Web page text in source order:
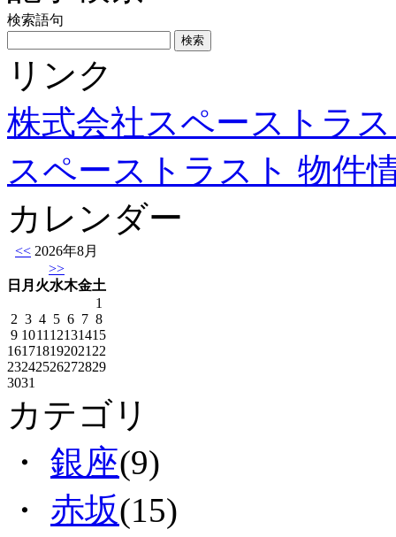
検索語句
リンク
株式会社スペーストラ
スペーストラスト 物件
カレンダー
<< 2026年8月
>>
日 月 火水木金土
1
2 3 4 5 6 7 8
9 1011 12131415
161718192021 22
23242526272829
3031
カテゴリ
・ 銀座(9)
・ 赤坂(15)